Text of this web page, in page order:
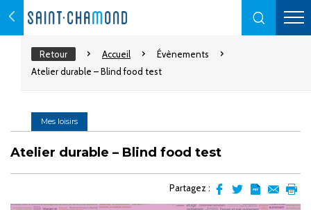
Retour Accueil
Évènements
Atelier durable – Blind food test
Mes loisirs
Atelier durable – Blind food test
Partagez :